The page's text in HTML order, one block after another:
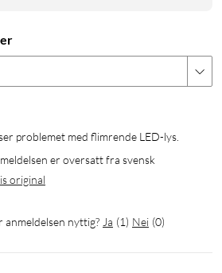
problemet med flimrende LED-lys.
er oversatt fra svensk
original
anmeldelsen nyttig? Ja (1) Nei (0)